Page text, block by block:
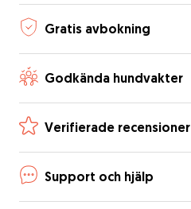
Gratis avbokning
Godkända hundvakter
Verifierade recensioner
Support och hjälp